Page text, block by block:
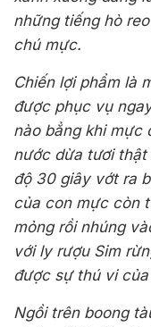
những tiếng hò
chú mực.
Chiến lợi phẩm là
được phục vụ
nào bẳng khi mực
nước dừa tươi
độ 30 giây vớt ra
của con mực còn
mỏng rồi nhúng
với ly rượu Sim
được sự thú vi
Ngồi trên boong